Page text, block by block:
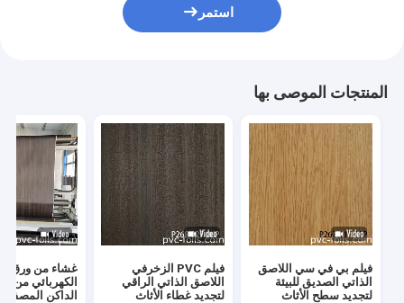
استمر
المنتجات الموصى بها
فيلم بي في سي اللاصق
الذاتي الصديق للبيئة
لتجديد سطح الأثاث
فيلم PVC الزخرفي
اللاصق الذاتي الراقي
لتجديد غطاء الأثاث
غشاء من ورق
الكهربائي من
الداكن